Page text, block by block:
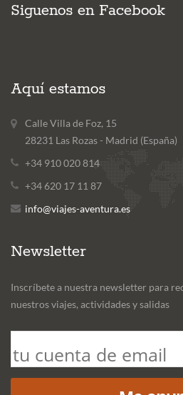
Siguenos en Facebook
Aquí estamos
Calle Villa de Foz, 15
28231 Las Rozas - Madrid (España)
+34 910 020 814
+34 620 17 11 87
info@viajes-aventura.es
Newsletter
Inscríbete a nuestra newsletter para
nuestros viajes, actividades y salidas